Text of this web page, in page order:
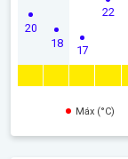
20
18
17
22
Máx (°C)